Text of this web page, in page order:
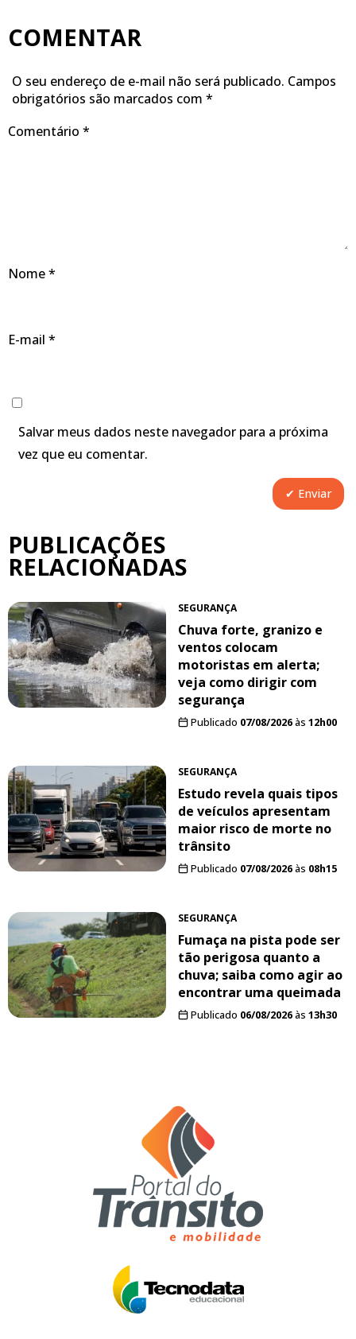
COMENTAR
O seu endereço de e-mail não será publicado. Campos
obrigatórios são marcados com *
Comentário *
Nome*
E-mail *
Salvar meus dados neste navegador para a próxima
vez que eu comentar.
PUBLICAÇÕES
RELACIONADAS
SEGURANÇA
Chuva forte, granizo e
ventos colocam
motoristas em alerta;
veja como dirigir com
segurança
Publicado 07/08/2026às 12h00
SEGURANÇA
Estudo revela quais tipos
de veículos apresentam
maior risco de morte no
trânsito
Publicado 07/08/2026às 08h15
SEGURANÇA
Fumaça na pista pode ser
tão perigosa quanto a
chuva; saiba como agir ao
encontrar uma queimada
Publicado 06/08/2026às 13h30